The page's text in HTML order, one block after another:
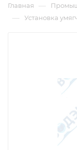
Главная —
— Установка